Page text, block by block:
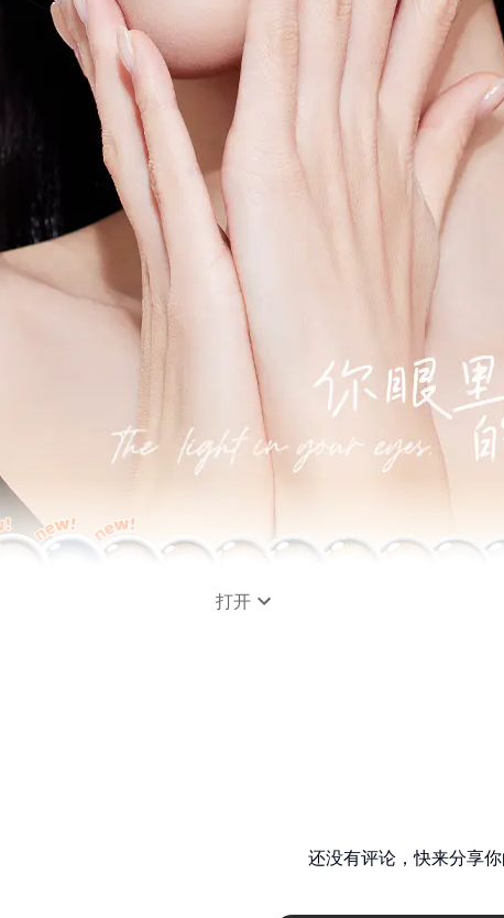
打开
还没有评论，快来分享你